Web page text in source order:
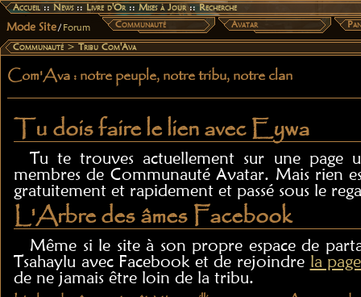
Accueil::News::Livre d'Or::Mises à Jour::Recherche
Mode Site/ Forum Communauté Avatar
Communauté >Tribu Com'Ava
Com'Ava : notre peuple, notre tribu, notre clan
Tu dois faire le lien avec Eywa
Tu te trouves actuellement sur une page
membres de Communauté Avatar. Mais rien
gratuitement et rapidement et passé sous le
L'Arbre des âmes Facebook
Même si le site à son propre espace de
Tsahaylu avec Facebook et de rejoindre la
de ne jamais être loin de la tribu.